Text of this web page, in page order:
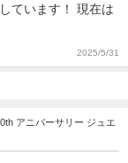
ています！ 現在は
2025/5/31
アニバーサリー ジュエ